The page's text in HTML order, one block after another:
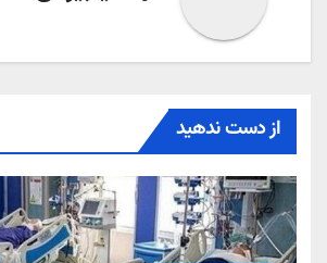
از دست ندهید